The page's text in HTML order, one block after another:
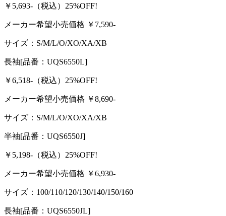
￥5,693- （税込） 25%OFF!
メーカー希望小売価格 ￥ 7,590-
サイズ： S/M/L/O/XO/XA/XB
長袖[品番：UQS6550L]
￥6,518- （税込） 25%OFF!
メーカー希望小売価格 ￥8,690-
サイズ： S/M/L/O/XO/XA/XB
半袖[品番：UQS6550J]
￥5,198- （税込） 25%OFF!
メーカー希望小売価格 ￥6,930-
サイズ： 100/110/120/130/140/150/160
長袖[品番：UQS6550JL]